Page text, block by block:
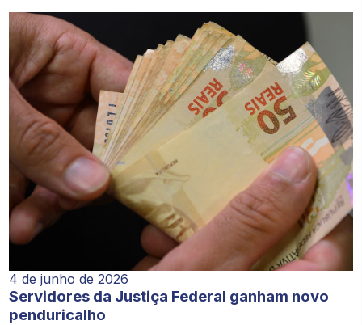
4 de junho de 2026
Servidores da Justiça Federal ganham novo
penduricalho